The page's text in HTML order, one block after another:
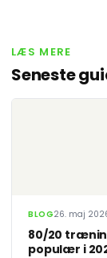
LÆS MERE
Seneste
BLOG26. maj
80/20
populær i